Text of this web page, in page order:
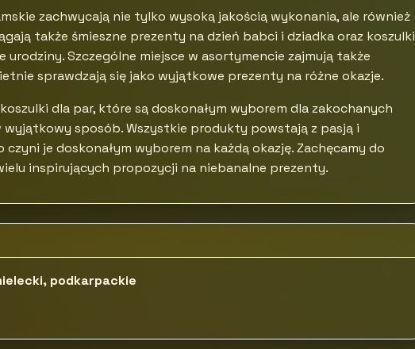
zachwycają nie tylko wysoką jakością wykonania, ale również
także śmieszne prezenty na dzień babci i dziadka oraz koszulki
Szczególne miejsce w asortymencie zajmują także
sprawdzają się jako wyjątkowe prezenty na różne okazje.
dla par, które są doskonałym wyborem dla zakochanych
sposób. Wszystkie produkty powstają z pasją i
czyni je doskonałym wyborem na każdą okazję. Zachęcamy do
inspirujących propozycji na niebanalne prezenty.
podkarpackie